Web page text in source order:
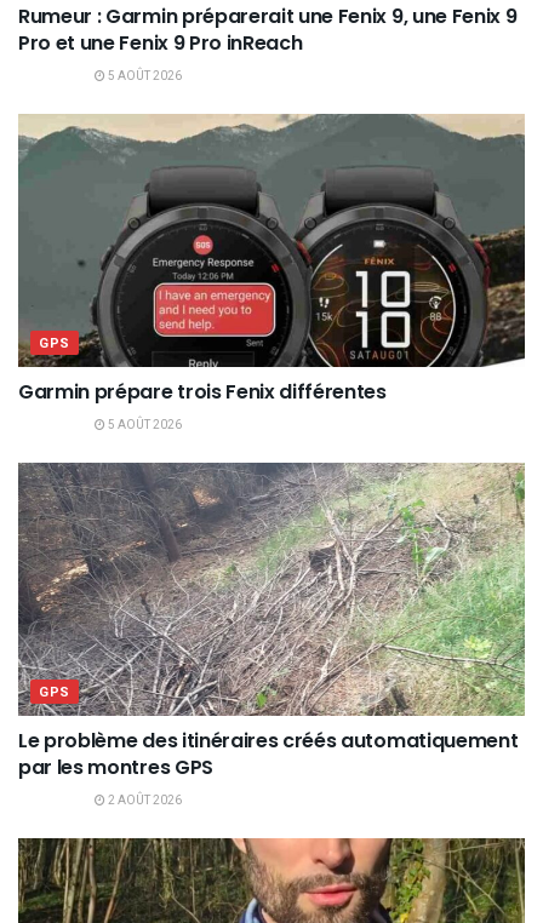
Rumeur : Garmin préparerait une Fenix 9, une Fenix 9
Pro et une Fenix 9 Pro inReach
5 AOÛT 2026
GPS
Garmin prépare trois Fenix différentes
5 AOÛT 2026
GPS
Le problème des itinéraires créés automatiquement
par les montres GPS
2 AOÛT 2026